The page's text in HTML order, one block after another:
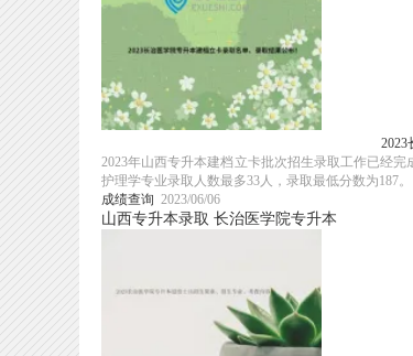
2023
2023年山西专升本建档立卡批次招生录取工作已经
护理学专业录取人数最多33人，录取最低分数为187。
成绩查询 2023/06/06
山西专升本录取 长治医学院专升本